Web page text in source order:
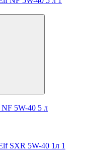
5W-40 5 л